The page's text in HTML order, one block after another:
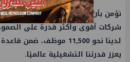
نؤمن بأن الاندماج عامل صحي
شركات أقوى وأكثر قدرة على
لدينا نحو 11,500 موظف،
يعزز قدرتنا التشغيلية عالميًا.